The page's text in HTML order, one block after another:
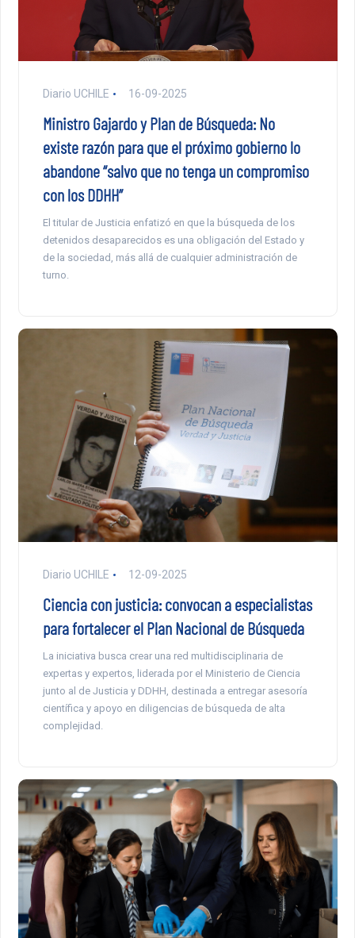
Diario UCHILE 16-09-2025
Ministro Gajardo y Plan de Búsqueda: No
existe razón para que el próximo gobierno lo
abandone “salvo que no tenga un compromiso
con los DDHH”
El titular de Justicia enfatizó en que la búsqueda de los
detenidos desaparecidos es una obligación del Estado y
de la sociedad, más allá de cualquier administración de
turno.
Diario UCHILE 12-09-2025
Ciencia con justicia: convocan a especialistas
para fortalecer el Plan Nacional de Búsqueda
La iniciativa busca crear una red multidisciplinaria de
expertas y expertos, liderada por el Ministerio de Ciencia
junto al de Justicia y DDHH, destinada a entregar asesoría
científica y apoyo en diligencias de búsqueda de alta
complejidad.